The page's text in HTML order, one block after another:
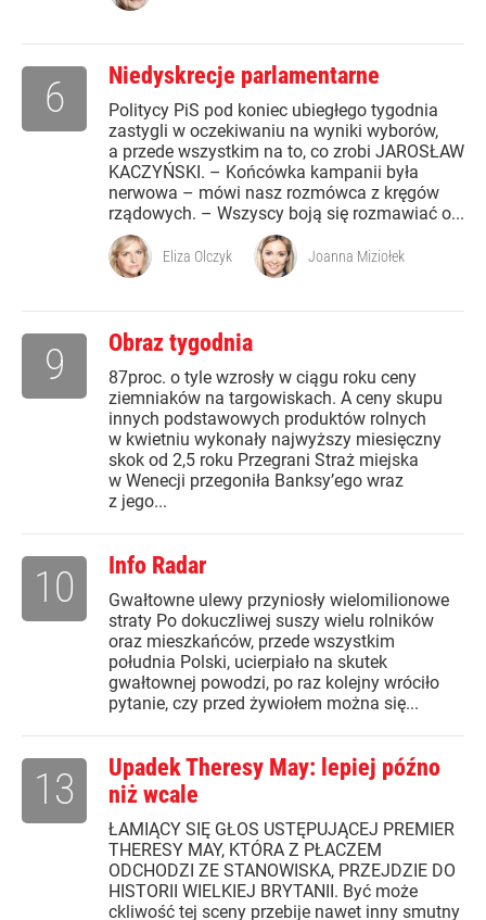
Niedyskrecje parlamentarne
Politycy PiS pod koniec ubiegłego tygodnia
zastygli w oczekiwaniu na wyniki wyborów,
a przede wszystkim na to, co zrobi JAROSŁAW
KACZYŃSKI. – Końcówka kampanii była
nerwowa – mówi nasz rozmówca z kręgów
rządowych. – Wszyscy boją się rozmawiać o...
6
Eliza Olczyk Joanna Miziołek
Obraz tygodnia
87proc. o tyle wzrosły w ciągu roku ceny
ziemniaków na targowiskach. A ceny skupu
innych podstawowych produktów rolnych
w kwietniu wykonały najwyższy miesięczny
skok od 2,5 roku Przegrani Straż miejska
w Wenecji przegoniła Banksy’ego wraz
z jego...
9
Info Radar
Gwałtowne ulewy przyniosły wielomilionowe
straty Po dokuczliwej suszy wielu rolników
oraz mieszkańców, przede wszystkim
południa Polski, ucierpiało na skutek
gwałtownej powodzi, po raz kolejny wróciło
pytanie, czy przed żywiołem można się...
10
Upadek Theresy May: lepiej późno
niż wcale
ŁAMIĄCY SIĘ GŁOS USTĘPUJĄCEJ PREMIER
THERESY MAY, KTÓRA Z PŁACZEM
ODCHODZI ZE STANOWISKA, PRZEJDZIE DO
HISTORII WIELKIEJ BRYTANII. Być może
ckliwość tej sceny przebije nawet inny smutny
13